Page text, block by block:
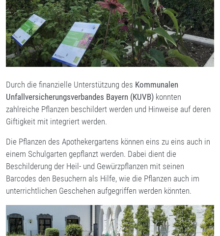
Durch die finanzielle Unterstützung des Kommunalen
Unfallversicherungsverbandes Bayern (KUVB) konnten
zahlreiche Pflanzen beschildert werden und Hinweise auf deren
Giftigkeit mit integriert werden.
Die Pflanzen des Apothekergartens können eins zu eins auch in
einem Schulgarten gepflanzt werden. Dabei dient die
Beschilderung der Heil- und Gewürzpflanzen mit seinen
Barcodes den Besuchern als Hilfe, wie die Pflanzen auch im
unterrichtlichen Geschehen aufgegriffen werden könnten.